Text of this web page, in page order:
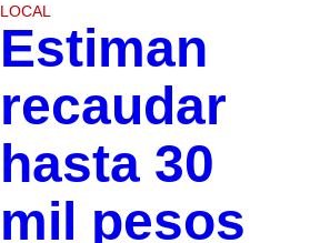
LOCAL
Estiman
recaudar
hasta 30
mil pesos